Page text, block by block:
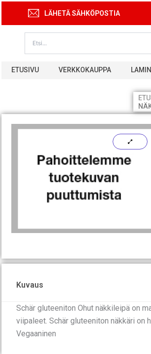
sisältöön
LÄHETÄ SÄHKÖPOSTIA
ETUSIVU VERKKOKAUPPA
Kuvaus
Schär gluteeniton Ohut näkkileipä on
viipaleet. Schär gluteeniton näkkäri on
Vegaaninen